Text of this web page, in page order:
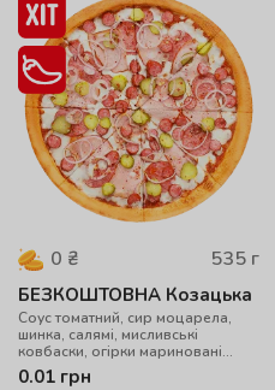
0 ₴ 535 г
БЕЗКОШТОВНА Козацька
Cоус томатний, сир моцарела,
шинка, салямі, мисливські
ковбаски, огірки мариновані
цибуля, чилі
0.01 грн